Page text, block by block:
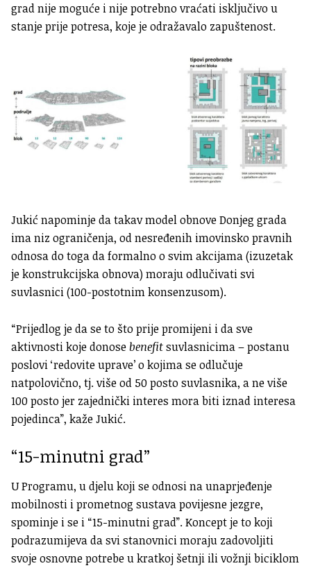
grad nije moguće i nije potrebno vraćati isključivo u
stanje prije potresa, koje je odražavalo zapuštenost.
Jukić napominje da takav model obnove Donjeg grada
ima niz ograničenja, od nesređenih imovinsko pravnih
odnosa do toga da formalno o svim akcijama (izuzetak
je konstrukcijska obnova) moraju odlučivati svi
suvlasnici (100-postotnim konsenzusom).
“Prijedlog je da se to što prije promijeni i da sve
aktivnosti koje donosebenefitsuvlasnicima – postanu
poslovi ‘redovite uprave’ o kojima se odlučuje
natpolovično, tj. više od 50 posto suvlasnika, a ne više
100 posto jer zajednički interes mora biti iznad interesa
pojedinca”, kaže Jukić.
“15-minutni grad”
U Programu, u djelu koji se odnosi na unaprjeđenje
mobilnosti i prometnog sustava povijesne jezgre,
spominje i se i “15-minutni grad”. Koncept je to koji
podrazumijeva da svi stanovnici moraju zadovoljiti
svoje osnovne potrebe u kratkoj šetnji ili vožnji biciklom